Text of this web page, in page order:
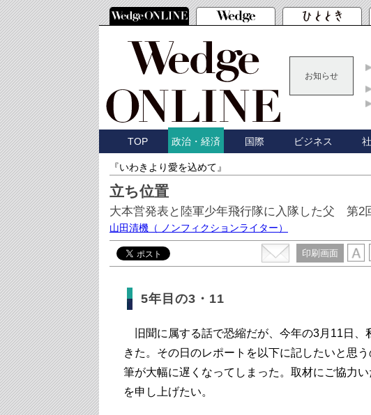
お知らせ
TOP 政治・経済 国際 ビジネス
『いわきより愛を込めて』
立ち位置
大本営発表と陸軍少年飛行隊に入隊した父 第2
山田清機 （ ノンフィクションライター）
印刷画面
5年目の3・11
旧聞に属する話で恐縮だが、今年の3月11日、
きた。その日のレポートを以下に記したいと思
筆が大幅に遅くなってしまった。取材にご協力
を申し上げたい。